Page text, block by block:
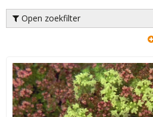
Open zoekfilter